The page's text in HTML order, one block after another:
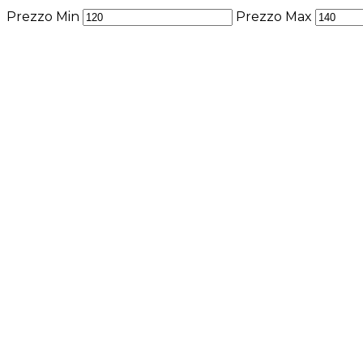
Prezzo Min
Prezzo Max